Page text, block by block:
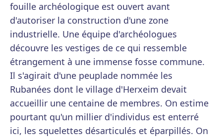
fouille archéologique est ouvert avant
d'autoriser la construction d'une zone
industrielle. Une équipe d'archéologues
découvre les vestiges de ce qui ressemble
étrangement à une immense fosse commune.
Il s'agirait d'une peuplade nommée les
Rubanées dont le village d'Herxeim devait
accueillir une centaine de membres. On estime
pourtant qu'un millier d'individus est enterré
ici, les squelettes désarticulés et éparpillés. On